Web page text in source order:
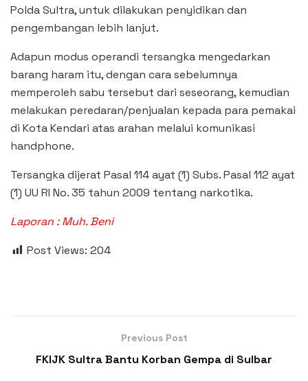
Polda Sultra, untuk dilakukan penyidikan dan
pengembangan lebih lanjut.
Adapun modus operandi tersangka mengedarkan
barang haram itu, dengan cara sebelumnya
memperoleh sabu tersebut dari seseorang, kemudian
melakukan peredaran/penjualan kepada para pemakai
di Kota Kendari atas arahan melalui komunikasi
handphone.
Tersangka dijerat Pasal 114 ayat (1) Subs. Pasal 112 ayat
(1) UU RI No. 35 tahun 2009 tentang narkotika.
Laporan : Muh. Beni
Post Views: 204
Previous Post
FKIJK Sultra Bantu Korban Gempa di Sulbar